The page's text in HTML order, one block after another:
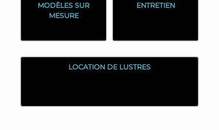
MODÈLES SUR
MESURE
ENTRETIEN
LOCATION DE LUSTRES